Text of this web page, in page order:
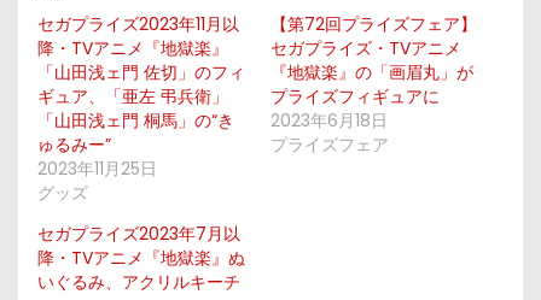
セガプライズ2023年11月以
降・TVアニメ『地獄楽』
「山田浅ェ門 佐切」のフィ
ギュア、「亜左 弔兵衛」
「山田浅ェ門 桐馬」の“き
ゅるみー”
2023年11月25日
グッズ
【第72回プライズフェア】
セガプライズ・TVアニメ
『地獄楽』の「画眉丸」が
プライズフィギュアに
2023年6月18日
プライズフェア
セガプライズ2023年7月以
降・TVアニメ『地獄楽』ぬ
いぐるみ、アクリルキーチ